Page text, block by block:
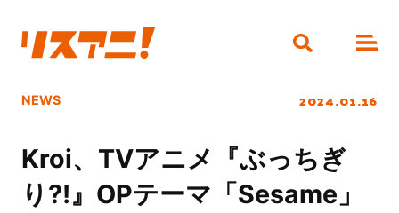
NEWS 2024.01.16
Kroi、TVアニメ『ぶっちぎ
り?!』OPテーマ「Sesame」